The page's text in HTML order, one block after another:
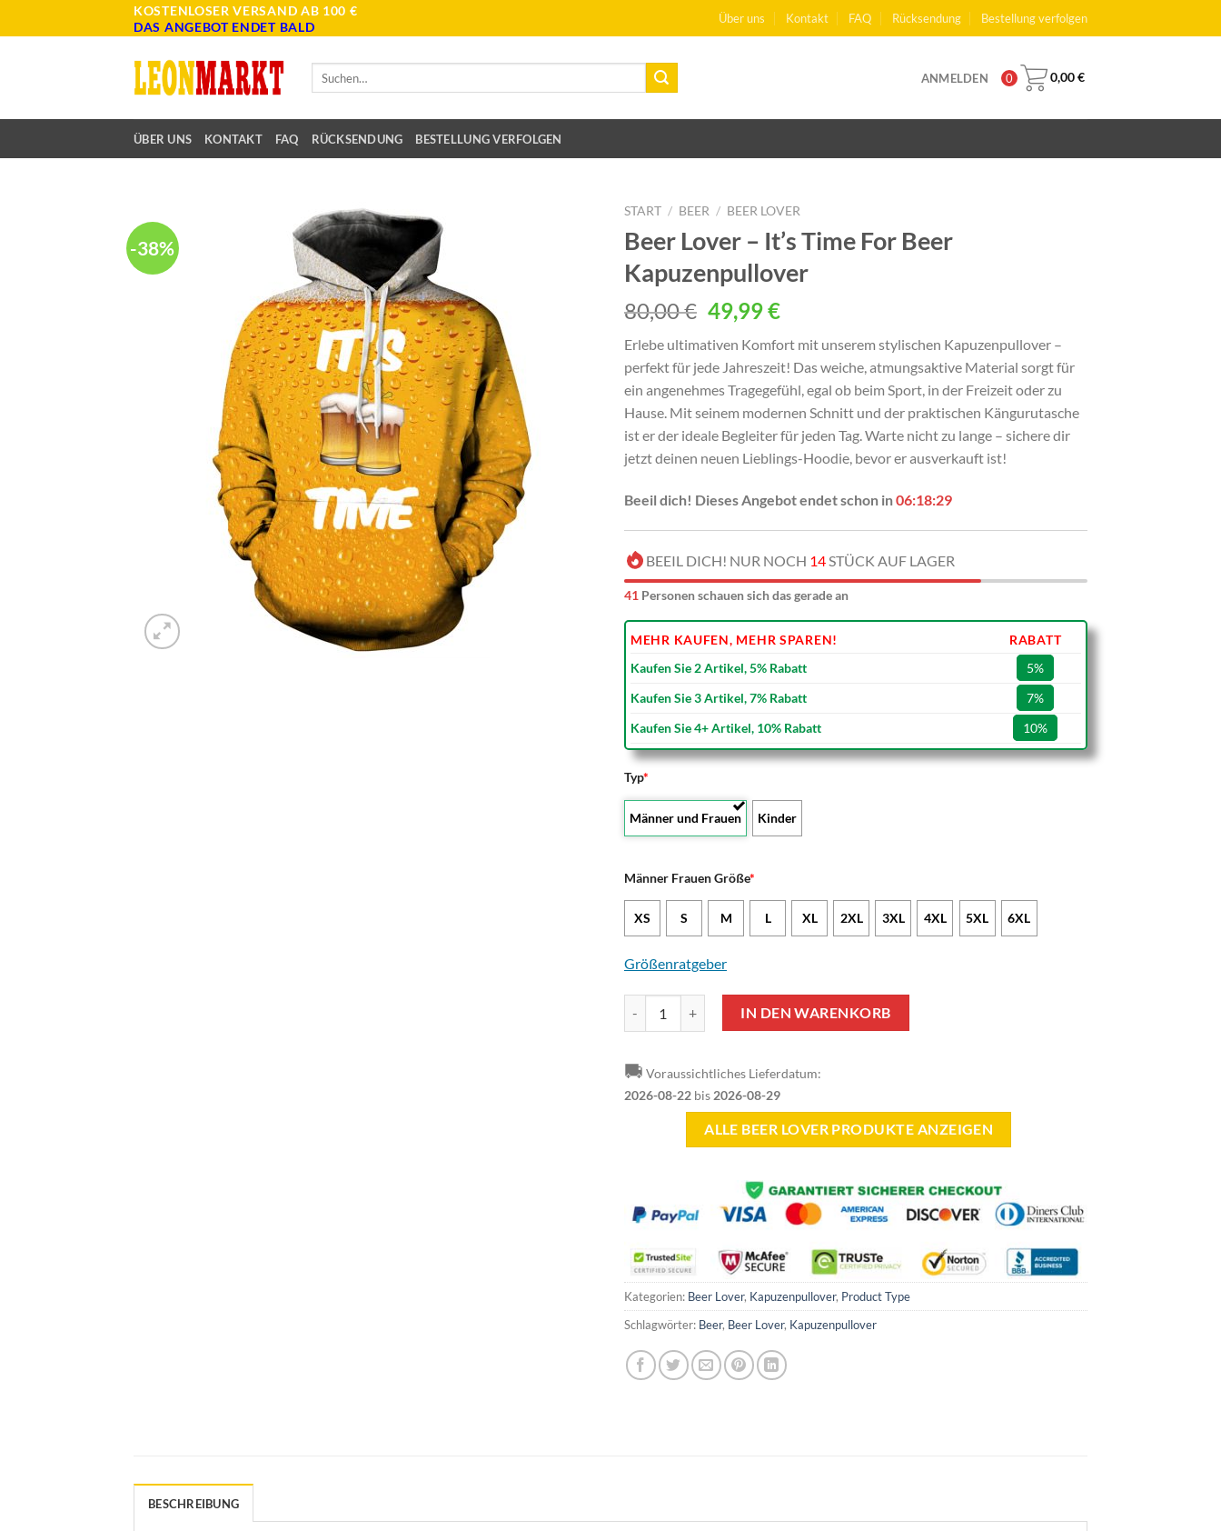
to
KOSTENLOSER VERSAND AB 100 €
DAS ANGEBOT ENDET BALD
Über uns Kontakt FAQ Rücksendung Bestellung verfolgen
ANMELDEN 0 0,00€
ÜBER UNS KONTAKT FAQ RÜCKSENDUNG BESTELLUNG VERFOLGEN
-38%
START / BEER / BEER LOVER
Beer Lover – It’s Time For Beer
Kapuzenpullover
80,00€ Ursprünglicher
Preis
war:
80,00 €
49,99€Aktueller
ist:
49,99 €.
Erlebe ultimativen Komfort mit unserem stylischen Kapuzenpullover –
perfekt für jede Jahreszeit! Das weiche, atmungsaktive Material sorgt für
ein angenehmes Tragegefühl, egal ob beim Sport, in der Freizeit oder zu
Hause. Mit seinem modernen Schnitt und der praktischen Kängurutasche
ist er der ideale Begleiter für jeden Tag. Warte nicht zu lange – sichere dir
jetzt deinen neuen Lieblings-Hoodie, bevor er ausverkauft ist!
Beeil dich! Dieses Angebot endet schon in06:18:28
BEEIL DICH! NUR NOCH 14STÜCK AUF LAGER
43 Personen schauen sich das gerade an
MEHR KAUFEN, MEHR SPAREN!
RABATT
Kaufen Sie 2 Artikel, 5% Rabatt
5%
Kaufen Sie 3 Artikel, 7% Rabatt
7%
Kaufen Sie 4+ Artikel, 10% Rabatt
10%
Typ*
Männer und Frauen Kinder
Männer Frauen Größe*
XS S M L XL 2XL 3XL 4XL 5XL 6XL
Größenratgeber
Beer Lover - It's Time For Beer Kapuzenpullover Menge
IN DEN WARENKORB
🚚 Voraussichtliches Lieferdatum:
2026-08-22 bis 2026-08-29
ALLE BEER LOVER PRODUKTE ANZEIGEN
Kategorien: Beer Lover, Kapuzenpullover, Product Type
Schlagwörter: Beer, Beer Lover, Kapuzenpullover
BESCHREIBUNG